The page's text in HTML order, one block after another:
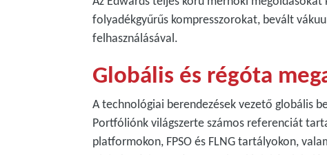
folyadékgyűrűs kompresszorokat, bevált
felhasználásával.
Globális és régóta
A technológiai berendezések vezető globális
Portfóliónk világszerte számos referenciát
platformokon, FPSO és FLNG tartályokon,